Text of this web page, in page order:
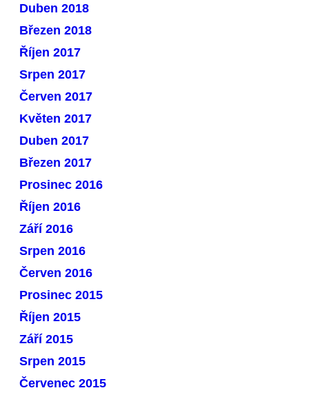
Duben 2018
Březen 2018
Říjen 2017
Srpen 2017
Červen 2017
Květen 2017
Duben 2017
Březen 2017
Prosinec 2016
Říjen 2016
Září 2016
Srpen 2016
Červen 2016
Prosinec 2015
Říjen 2015
Září 2015
Srpen 2015
Červenec 2015